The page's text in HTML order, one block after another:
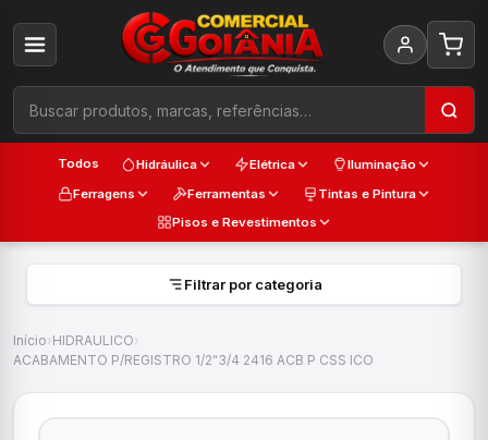
Todos Hidráulica Elétrica
Iluminação
Ferragens
Ferramentas
Tintas e Pintura
Pisos e Revestimentos
Filtrar por categoria
Início›HIDRAULICO›
ACABAMENTO P/REGISTRO 1/2"3/4 2416 ACB P CSS ICO